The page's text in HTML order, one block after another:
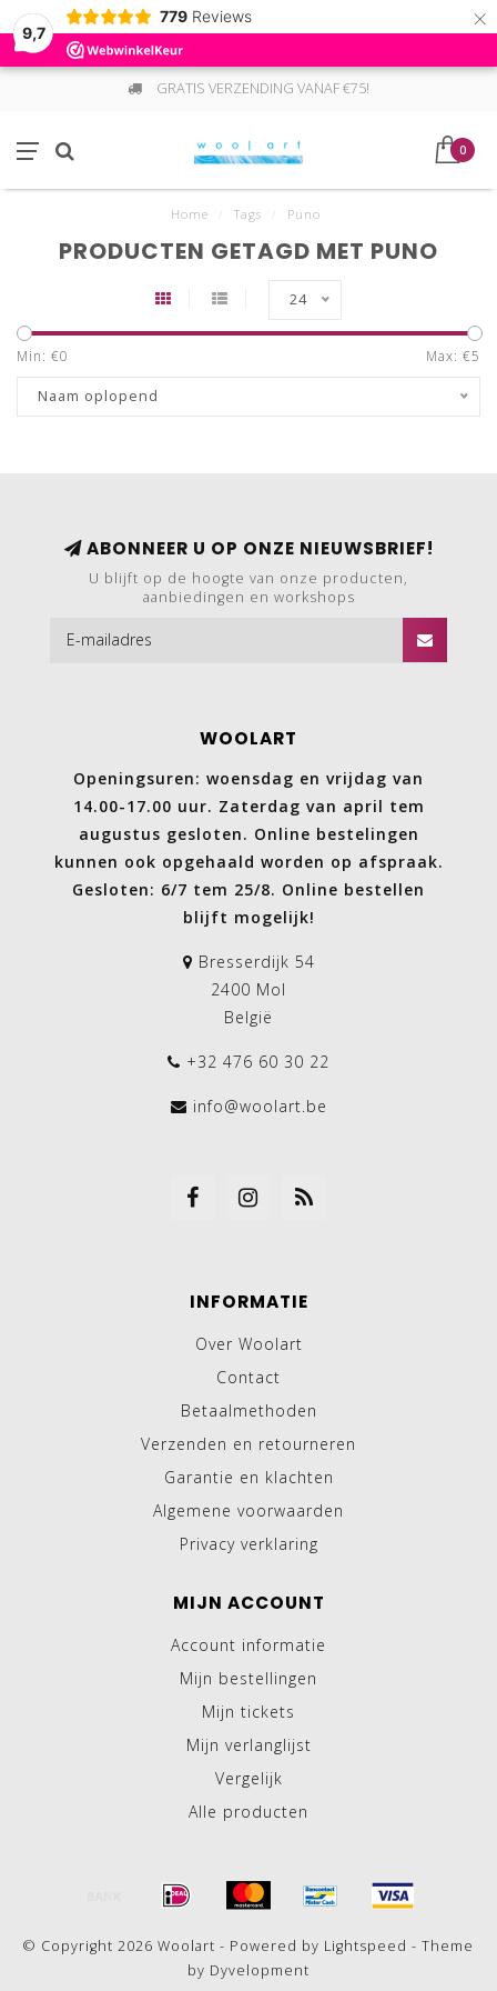
9,7
779 Reviews ×
GRATIS VERZENDING VANAF €75!
0
Home Tags Puno
PRODUCTEN GETAGD MET PUNO
24
Min: €0 Max: €5
Naam oplopend
ABONNEER U OP ONZE NIEUWSBRIEF!
U blijft op de hoogte van onze producten,
aanbiedingen en workshops
WOOLART
Openingsuren: woensdag en vrijdag van
14.00-17.00 uur. Zaterdag van april tem
augustus gesloten. Online bestelingen
kunnen ook opgehaald worden op afspraak.
Gesloten: 6/7 tem 25/8. Online bestellen
blijft mogelijk!
Bresserdijk 54
2400 Mol
België
+32 476 60 30 22
info@woolart.be
INFORMATIE
Over Woolart
Contact
Betaalmethoden
Verzenden en retourneren
Garantie en klachten
Algemene voorwaarden
Privacy verklaring
MIJN ACCOUNT
Account informatie
Mijn bestellingen
Mijn tickets
Mijn verlanglijst
Vergelijk
Alle producten
© Copyright 2026 Woolart - Powered by Lightspeed - Theme
by Dyvelopment